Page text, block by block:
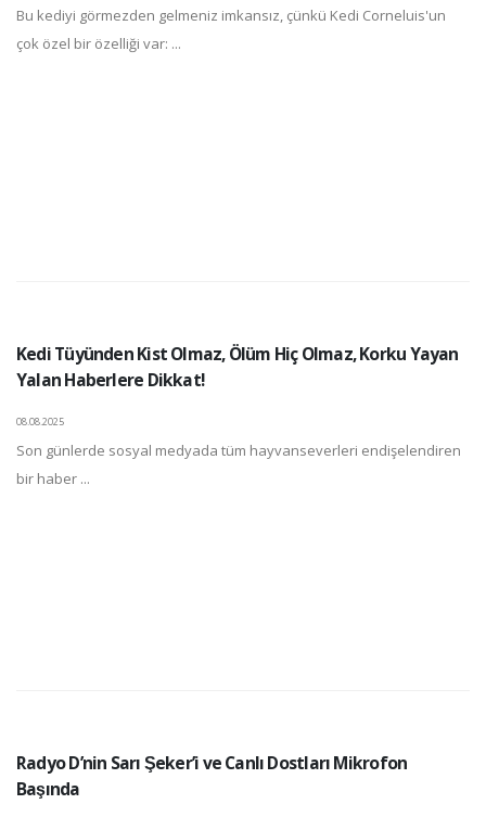
Bu kediyi görmezden gelmeniz imkansız, çünkü Kedi Corneluis'un
çok özel bir özelliği var: ...
Kedi Tüyünden Kist Olmaz, Ölüm Hiç Olmaz, Korku Yayan
Yalan Haberlere Dikkat!
08.08.2025
Son günlerde sosyal medyada tüm hayvanseverleri endişelendiren
bir haber ...
Radyo D’nin Sarı Şeker’i ve Canlı Dostları Mikrofon
Başında